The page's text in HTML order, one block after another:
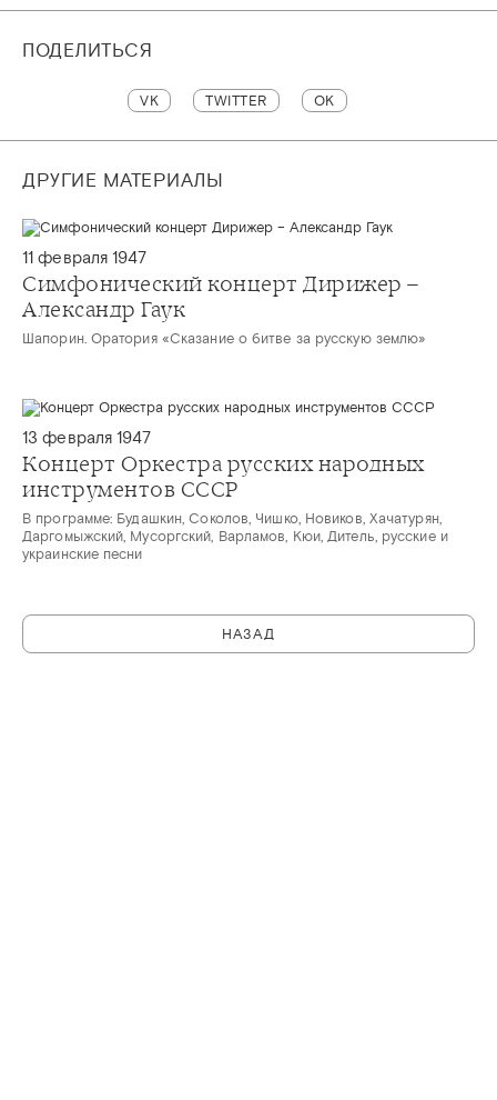
ПОДЕЛИТЬСЯ
VK TWITTER OK
ДРУГИЕ МАТЕРИАЛЫ
11 февраля 1947
Симфонический концерт Дирижер –
Александр Гаук
Шапорин. Оратория «Сказание о битве за русскую землю»
13 февраля 1947
Концерт Оркестра русских народных
инструментов СССР
В программе: Будашкин, Соколов, Чишко, Новиков, Хачатурян,
Даргомыжский, Мусоргский, Варламов, Кюи, Дитель, русские и
украинские песни
НАЗАД